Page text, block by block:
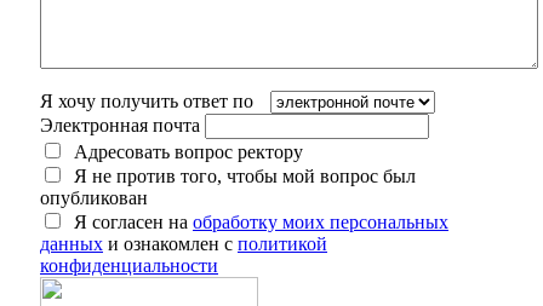
Я хочу получить ответ по
Электронная почта
Адресовать вопрос ректору
Я не против того, чтобы мой вопрос был
опубликован
Я согласен на обработку моих персональных
данных и ознакомлен с политикой
конфиденциальности